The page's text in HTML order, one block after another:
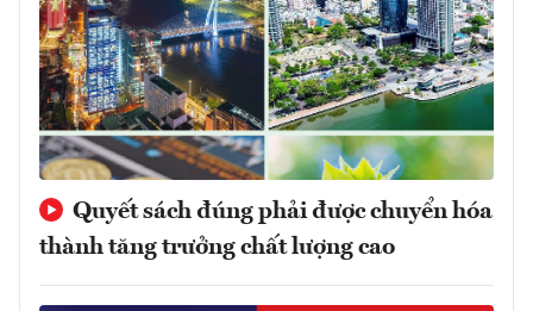
Quyết sách đúng phải được chuyển hóa
thành tăng trưởng chất lượng cao